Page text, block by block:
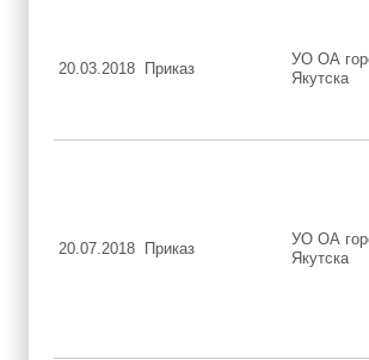
20.03.2018 Приказ
УО ОА
Якутска
20.07.2018 Приказ
УО ОА
Якутска